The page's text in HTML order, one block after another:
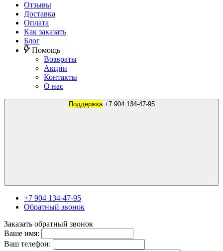
Отзывы
Доставка
Оплата
Как заказать
Блог
Помощь
Возвраты
Акции
Контакты
О нас
Поддержка +7 904 134-47-95
+7 904 134-47-95
Обратный звонок
Заказать обратный звонок
Ваше имя:
Ваш телефон: